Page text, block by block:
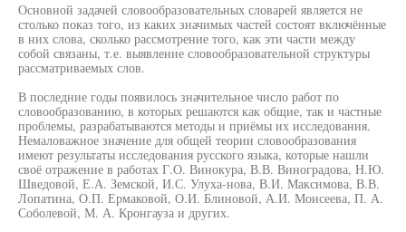
Основной задачей словообразовательных словарей является не
столько показ того, из каких значимых частей состоят включённые
в них слова, сколько рассмотрение того, как эти части между
собой связаны, т.е. выявление словообразовательной структуры
рассматриваемых слов.
В последние годы появилось значительное число работ по
словообразованию, в которых решаются как общие, так и частные
проблемы, разрабатываются методы и приёмы их исследования.
Немаловажное значение для общей теории словообразования
имеют результаты исследования русского языка, которые нашли
своё отражение в работах Г.О. Винокура, В.В. Виноградова, Н.Ю.
Шведовой, Е.А. Земской, И.С. Улуха-нова, В.И. Максимова, В.В.
Лопатина, О.П. Ермаковой, О.И. Блиновой, А.И. Моисеева, П. А.
Соболевой, М. А. Кронгауза и других.